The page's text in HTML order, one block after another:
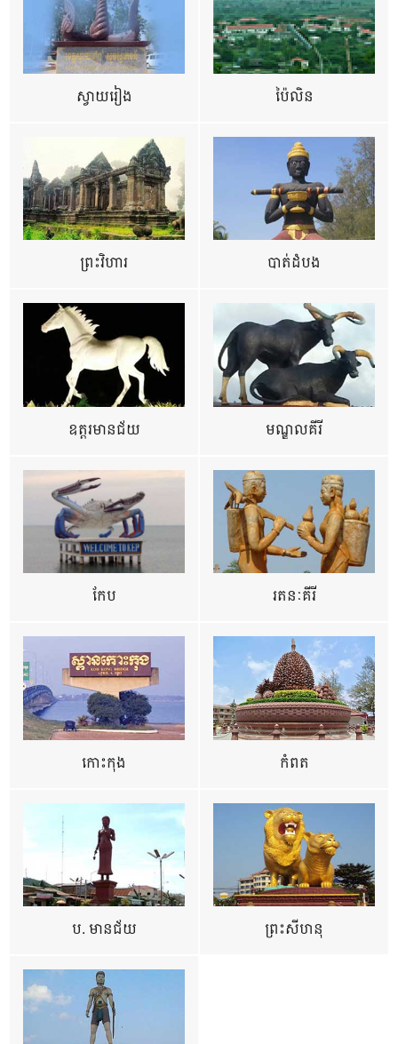
ស្វាយរៀង ប៉ៃលិន
ព្រះវិហារ បាត់ដំបង
ឧត្ដរមានជ័យ មណ្ឌលគីរី
កែប រតនៈគីរី
កោះកុង កំពត
ប. មានជ័យ ព្រះសីហនុ